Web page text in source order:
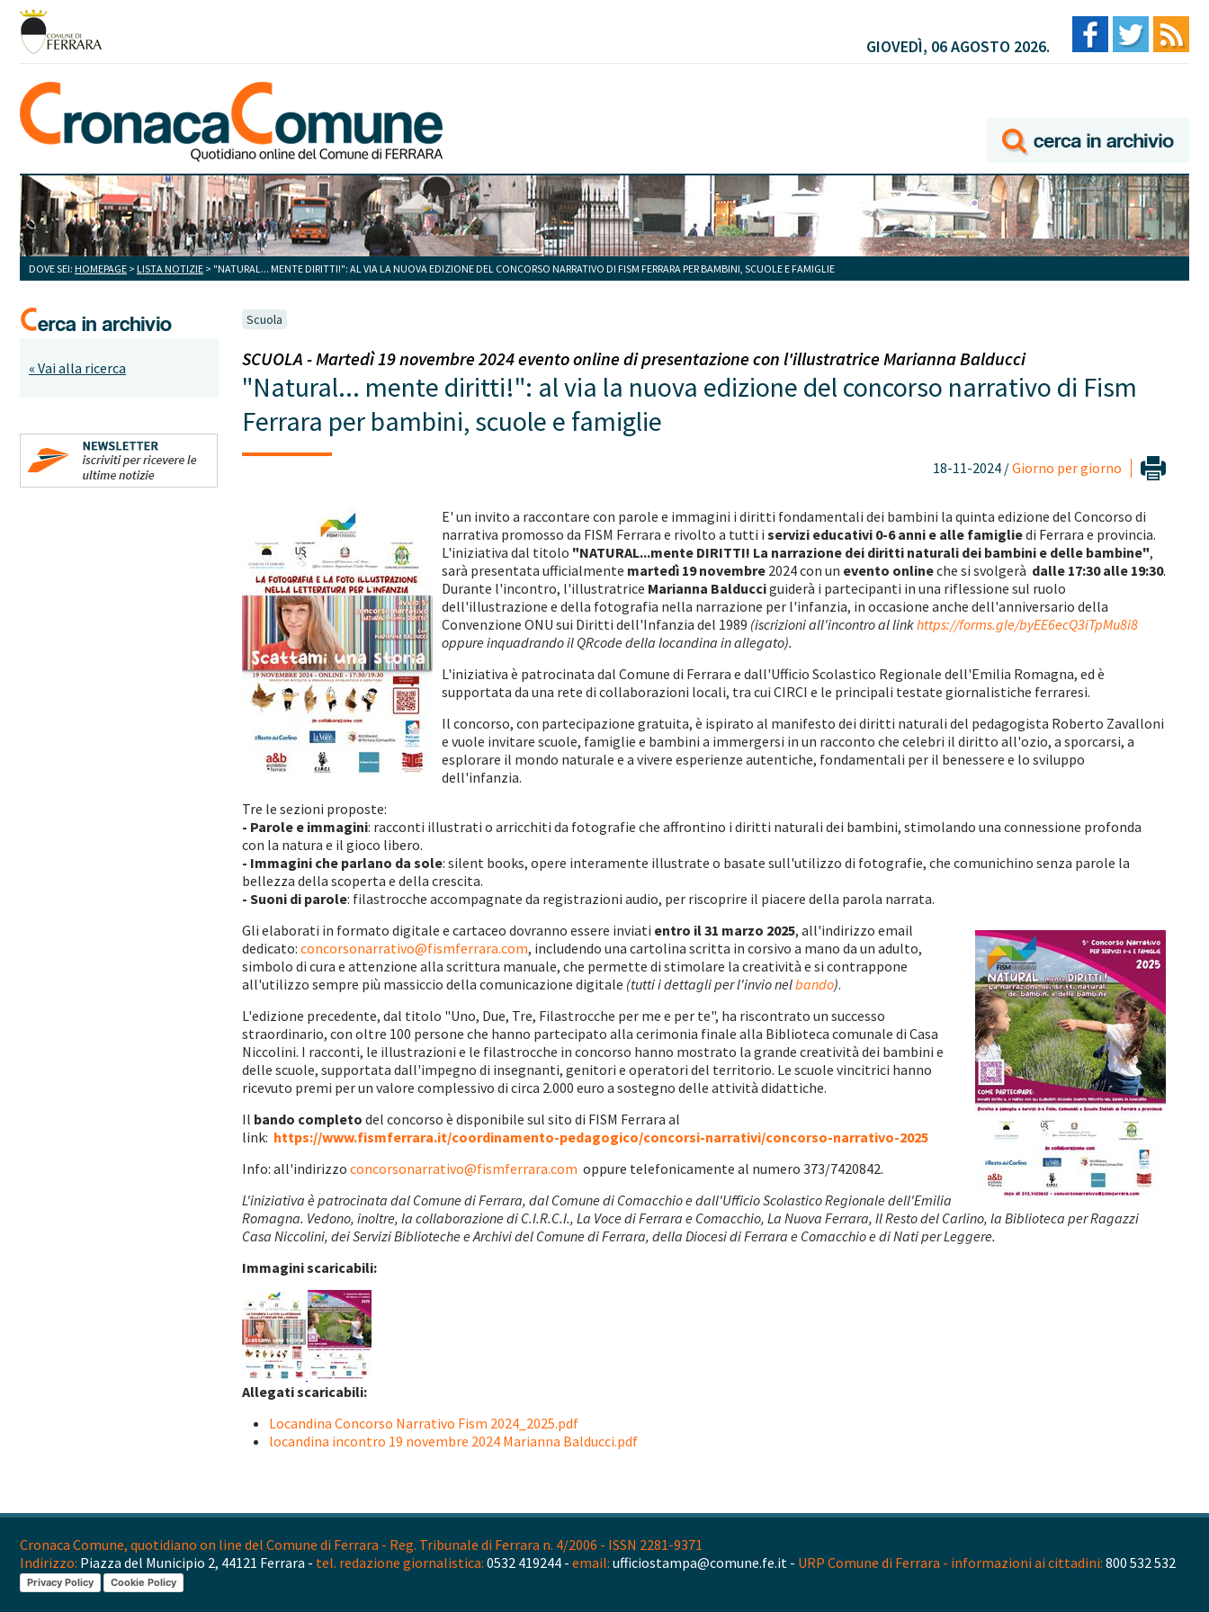
GIOVEDÌ, 06 AGOSTO 2026.
DOVE SEI: HOMEPAGE > LISTA NOTIZIE > "NATURAL... MENTE DIRITTI!": AL VIA LA NUOVA EDIZIONE DEL CONCORSO NARRATIVO DI FISM FERRARA PER BAMBINI, SCUOLE E FAMIGLIE
« Vai alla ricerca
Scuola
SCUOLA - Martedì 19 novembre 2024 evento online di presentazione con l'illustratrice Marianna Balducci
"Natural... mente diritti!": al via la nuova edizione del concorso narrativo di Fism
Ferrara per bambini, scuole e famiglie
18-11-2024 /Giorno per giorno
E' un invito a raccontare con parole e immagini i diritti fondamentali dei bambini la quinta edizione del Concorso di
narrativa promosso da FISM Ferrara e rivolto a tutti i servizi educativi 0-6 anni e alle famigliedi Ferrara e provincia.
L'iniziativa dal titolo "NATURAL...mente DIRITTI! La narrazione dei diritti naturali dei bambini e delle bambine",
sarà presentata ufficialmente martedì 19 novembre 2024 con un evento onlineche si svolgerà dalle 17:30 alle 19:30.
Durante l'incontro, l'illustratrice Marianna Balducciguiderà i partecipanti in una riflessione sul ruolo
dell'illustrazione e della fotografia nella narrazione per l'infanzia, in occasione anche dell'anniversario della
Convenzione ONU sui Diritti dell'Infanzia del 1989 (iscrizioni all'incontroal linkhttps://forms.gle/byEE6ecQ3iTpMu8i8
oppure inquadrando il QRcode della locandina in allegato).
L'iniziativa è patrocinata dal Comune di Ferrara e dall'Ufficio Scolastico Regionale dell'Emilia Romagna, ed è
supportata da una rete di collaborazioni locali, tra cui CIRCI e le principali testate giornalistiche ferraresi.
Il concorso, con partecipazione gratuita, è ispirato al manifesto dei diritti naturali del pedagogista Roberto Zavalloni
e vuole invitare scuole, famiglie e bambini a immergersi in un racconto che celebri il diritto all'ozio, a sporcarsi, a
esplorare il mondo naturale e a vivere esperienze autentiche, fondamentali per il benessere e lo sviluppo
dell'infanzia.
Tre le sezioni proposte:
- Parole e immagini: racconti illustrati o arricchiti da fotografie che affrontino i diritti naturali dei bambini, stimolando una connessione profonda
con la natura e il gioco libero.
- Immagini che parlano da sole: silent books, opere interamente illustrate o basate sull'utilizzo di fotografie, che comunichino senza parole la
bellezza della scoperta e della crescita.
- Suoni di parole: filastrocche accompagnate da registrazioni audio, per riscoprire il piacere della parola narrata.
Gli elaborati in formato digitale e cartaceo dovranno essere inviati entro il 31 marzo 2025, all'indirizzo email
dedicato: concorsonarrativo@fismferrara.com, includendo una cartolina scritta in corsivo a mano da un adulto,
simbolo di cura e attenzione alla scrittura manuale, che permette di stimolare la creatività e si contrappone
all'utilizzo sempre più massiccio della comunicazione digitale (tutti i dettagli per l'invio nelbando).
L'edizione precedente, dal titolo "Uno, Due, Tre, Filastrocche per me e per te", ha riscontrato un successo
straordinario, con oltre 100 persone che hanno partecipato alla cerimonia finale alla Biblioteca comunale di Casa
Niccolini. I racconti, le illustrazioni e le filastrocche in concorso hanno mostrato la grande creatività dei bambini e
delle scuole, supportata dall'impegno di insegnanti, genitori e operatori del territorio. Le scuole vincitrici hanno
ricevuto premi per un valore complessivo di circa 2.000 euro a sostegno delle attività didattiche.
Il bando completo del concorso è disponibile sul sito di FISM Ferrara al
link: https://www.fismferrara.it/coordinamento-pedagogico/concorsi-narrativi/concorso-narrativo-2025
Info: all'indirizzo concorsonarrativo@fismferrara.com oppure telefonicamente al numero 373/7420842.
L'iniziativa è patrocinata dal Comune di Ferrara, dal Comune di Comacchio e dall'Ufficio Scolastico Regionale dell'Emilia
Romagna. Vedono, inoltre, la collaborazione di C.I.R.C.I., La Voce di Ferrara e Comacchio, La Nuova Ferrara, Il Resto del Carlino, la Biblioteca per Ragazzi
Casa Niccolini, dei Servizi Biblioteche e Archivi del Comune di Ferrara, della Diocesi di Ferrara e Comacchio e di Nati per Leggere.
Immagini scaricabili:
Allegati scaricabili:
Locandina Concorso Narrativo Fism 2024_2025.pdf
locandina incontro 19 novembre 2024 Marianna Balducci.pdf
Cronaca Comune, quotidiano on line del Comune di Ferrara - Reg. Tribunale di Ferrara n. 4/2006 - ISSN 2281-9371
Indirizzo: Piazza del Municipio 2, 44121 Ferrara - tel. redazione giornalistica: 0532 419244 - email: ufficiostampa@comune.fe.it - URP Comune di Ferrara - informazioni ai cittadini: 800 532 532
Privacy Policy Cookie Policy